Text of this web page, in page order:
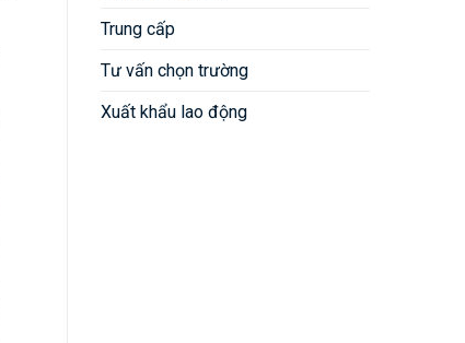
Trung cấp
Tư vấn chọn trường
Xuất khẩu lao động